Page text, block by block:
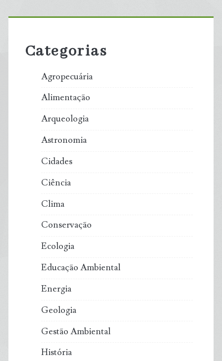
Primary
Sidebar
Categorias
Agropecuária
Alimentação
Arqueologia
Astronomia
Cidades
Ciência
Clima
Conservação
Ecologia
Educação Ambiental
Energia
Geologia
Gestão Ambiental
História